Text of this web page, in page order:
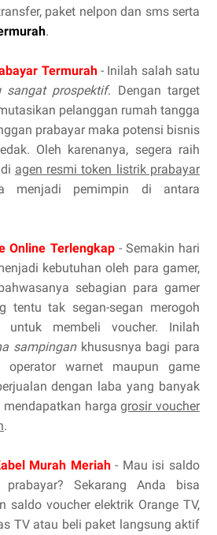
paket nelpon dan sms serta
.
Termurah- Inilah salah satu
sangat prospektif. Dengan target
pelanggan rumah tangga
prabayar maka potensi bisnis
Oleh karenanya, segera raih
agen resmi token listrik prabayar
menjadi pemimpin di antara
Online Terlengkap- Semakin hari
kebutuhan oleh para gamer,
sebagian para gamer
tentu tak segan-segan merogoh
untuk membeli voucher. Inilah
sampingankhususnya bagi para
operator warnet maupun game
dengan laba yang banyak
mendapatkan hargagrosir voucher
.
Murah Meriah- Mau isi saldo
Sekarang Anda bisa
saldo voucher elektrik Orange TV,
TV atau beli paket langsung aktif